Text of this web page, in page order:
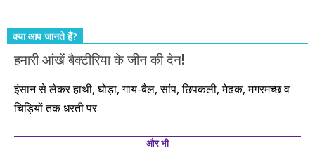
क्या आप जानते हैं?
हमारी आंखें बैक्टीरिया के जीन की देन!
इंसान से लेकर हाथी, घोड़ा, गाय-बैल, सांप, छिपकली, मेढक, मगरमच्छ व
चिड़ियों तक धरती पर
और भी